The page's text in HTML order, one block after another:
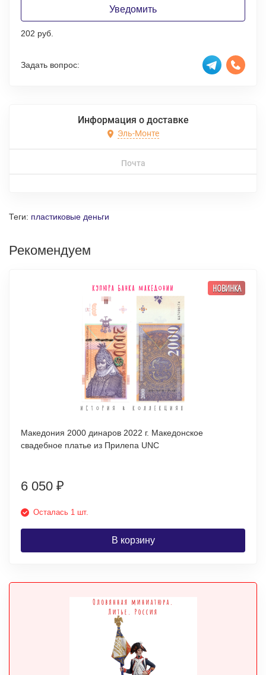
Уведомить
202 руб.
Задать вопрос:
Информация о доставке
Эль-Монте
Почта
Теги: пластиковые деньги
Рекомендуем
НОВИНКА
Македония 2000 динаров 2022 г. Македонское
свадебное платье из Прилепа UNC
6 050 ₽
Осталась 1 шт.
В корзину